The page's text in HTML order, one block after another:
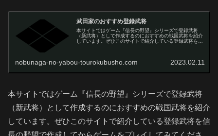
武田家のおすすめ登録武将
本サイトではゲーム『信長の野望』シリーズで登録武将
（新武将）として作成するのにおすすめの戦国武将を紹介
しています。ぜひこのサイトで紹介している登録武将を信
nobunaga-no-yabou-tourokubusho.com 2023.02.11
本サイトではゲーム『信長の野望』シリーズで登録武将
（新武将）として作成するのにおすすめの戦国武将を紹介
しています。ぜひこのサイトで紹介している登録武将を信